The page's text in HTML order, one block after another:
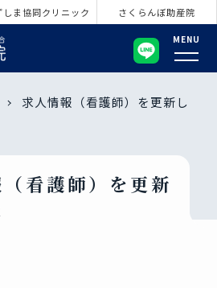
しま協同クリニック さくらんぼ助産院
MENU
求人情報（看護師）を更新し
看護師）を更新